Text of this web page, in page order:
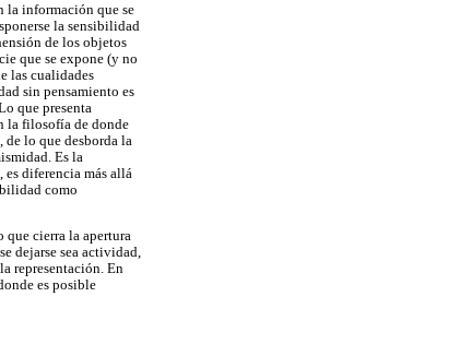
la información que se
la sensibilidad
de los objetos
que se expone (y no
las cualidades
sin pensamiento es
que presenta
la filosofía de donde
lo que desborda la
Es la
diferencia más allá
como
que cierra la apertura
dejarse sea actividad,
representación. En
es posible